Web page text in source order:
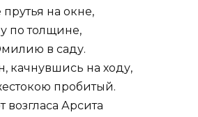
на окне,
по толщине,
в саду.
качнувшись на ходу,
пробитый.
Арсита